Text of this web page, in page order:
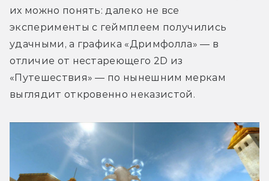
их можно понять: далеко не все
эксперименты с геймплеем получились
удачными, а графика «Дримфолла» — в
отличие от нестареющего 2D из
«Путешествия» — по нынешним меркам
выглядит откровенно неказистой.